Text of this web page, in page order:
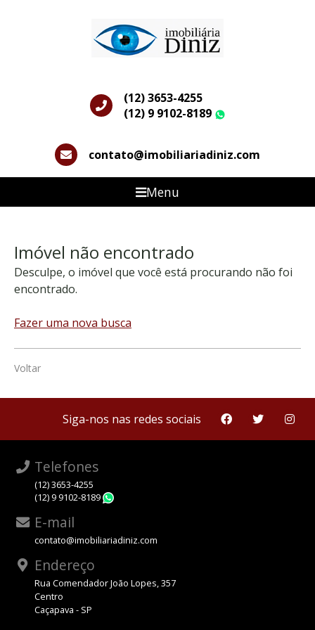
(12) 3653-4255
(12) 9 9102-8189
contato@imobiliariadiniz.com
Menu
Imóvel não encontrado
Desculpe, o imóvel que você está procurando não foi
encontrado.
Fazer uma nova busca
Voltar
Siga-nos nas redes sociais
Telefones
(12) 3653-4255
(12) 9 9102-8189
E-mail
contato@imobiliariadiniz.com
Endereço
Rua Comendador João Lopes, 357
Centro
Caçapava - SP